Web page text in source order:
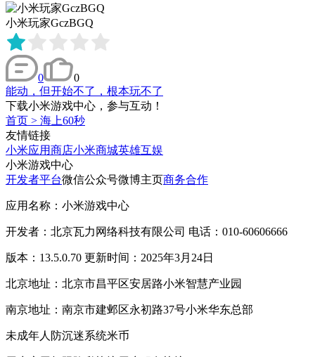
小米玩家GczBGQ
0
0
能动，但开始不了，根本玩不了
下载小米游戏中心，参与互动！
首页 > 海上60秒
友情链接
小米应用商店小米商城英雄互娱
小米游戏中心
开发者平台微信公众号微博主页商务合作
应用名称：小米游戏中心
开发者：北京瓦力网络科技有限公司 电话：010-60606666
版本：13.5.0.70 更新时间：2025年3月24日
北京地址：北京市昌平区安居路小米智慧产业园
南京地址：南京市建邺区永初路37号小米华东总部
未成年人防沉迷系统米币